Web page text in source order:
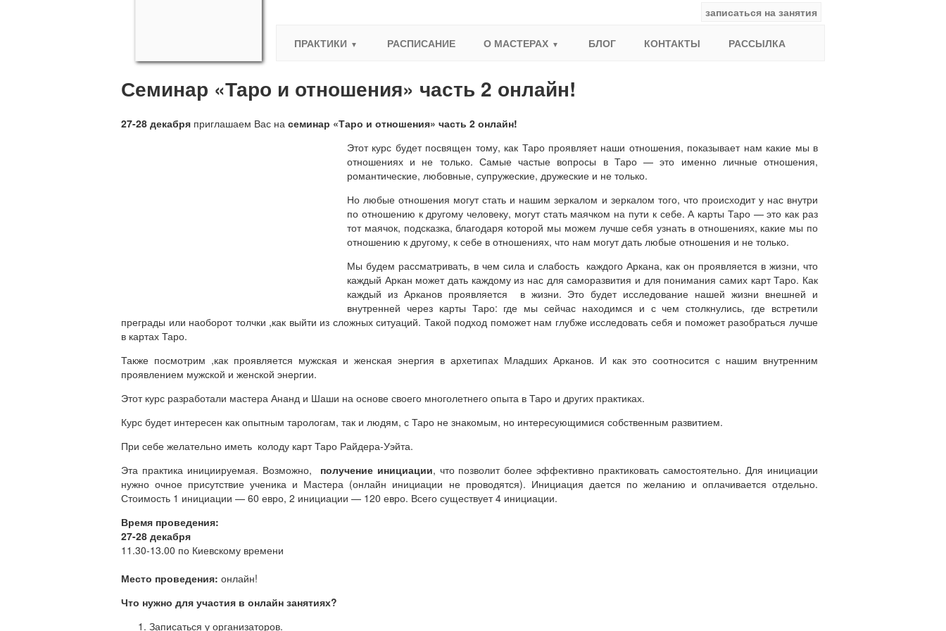
записаться на занятия
ПРАКТИКИ
РАСПИСАНИЕ О МАСТЕРАХ БЛОГ КОНТАКТЫ РАССЫЛКА
Семинар «Таро и отношения» часть 2 онлайн!
27-28 декабря приглашаем Вас на семинар «Таро и отношения» часть 2 онлайн!
Этот курс будет посвящен тому, как Таро проявляет наши отношения, показывает нам какие мы в
отношениях и не только. Самые частые вопросы в Таро — это именно личные отношения,
романтические, любовные, супружеские, дружеские и не только.
Но любые отношения могут стать и нашим зеркалом и зеркалом того, что происходит у нас внутри
по отношению к другому человеку, могут стать маячком на пути к себе. А карты Таро — это как раз
тот маячок, подсказка, благодаря которой мы можем лучше себя узнать в отношениях, какие мы по
отношению к другому, к себе в отношениях, что нам могут дать любые отношения и не только.
Мы будем рассматривать, в чем сила и слабость каждого Аркана, как он проявляется в жизни, что
каждый Аркан может дать каждому из нас для саморазвития и для понимания самих карт Таро. Как
каждый из Арканов проявляется в жизни. Это будет исследование нашей жизни внешней и
внутренней через карты Таро: где мы сейчас находимся и с чем столкнулись, где встретили
преграды или наоборот толчки ,как выйти из сложных ситуаций. Такой подход поможет нам глубже исследовать себя и поможет разобраться лучше
в картах Таро.
Также посмотрим ,как проявляется мужская и женская энергия в архетипах Младших Арканов. И как это соотносится с нашим внутренним
проявлением мужской и женской энергии.
Этот курс разработали мастера Ананд и Шаши на основе своего многолетнего опыта в Таро и других практиках.
Курс будет интересен как опытным тарологам, так и людям, с Таро не знакомым, но интересующимися собственным развитием.
При себе желательно иметь колоду карт Таро Райдера-Уэйта.
Эта практика инициируемая. Возможно, получение инициации, что позволит более эффективно практиковать самостоятельно. Для инициации
нужно очное присутствие ученика и Мастера (онлайн инициации не проводятся). Инициация дается по желанию и оплачивается отдельно.
Стоимость 1 инициации — 60 евро, 2 инициации — 120 евро. Всего существует 4 инициации.
Время проведения:
27-28 декабря
11.30-13.00 по Киевскому времени
Место проведения: онлайн!
Что нужно для участия в онлайн занятиях?
Записаться у организаторов.